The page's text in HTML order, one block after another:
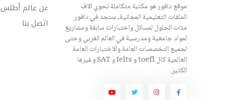
موقع دافور هو مكتبة متكاملة تحوي الاف
الملفات التعليمية المجانية, ستجد في دافور
مئات الحلول لمسائل واختبارات سابقة ومشاريع
لمواد جامعية ومدرسية في العالم العربي وحتى
لجميع التخصصات العامة والاختبارات العامة
العالمية كال toefl و Ielts و SAT وغيرها
الكثير.
عن عالم أطلس
اتصل بنا